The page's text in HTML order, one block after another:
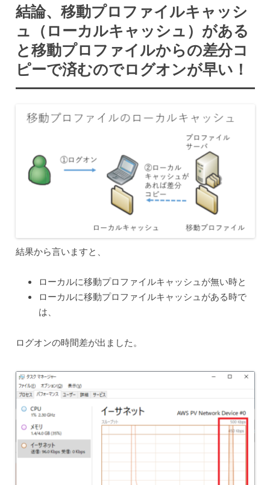
結論、移動プロファイルキャッシ
ュ（ローカルキャッシュ）がある
と移動プロファイルからの差分コ
ピーで済むのでログオンが早い！
結果から言いますと、
ローカルに移動プロファイルキャッシュが無い時と
ローカルに移動プロファイルキャッシュがある時で
は、
ログオンの時間差が出ました。